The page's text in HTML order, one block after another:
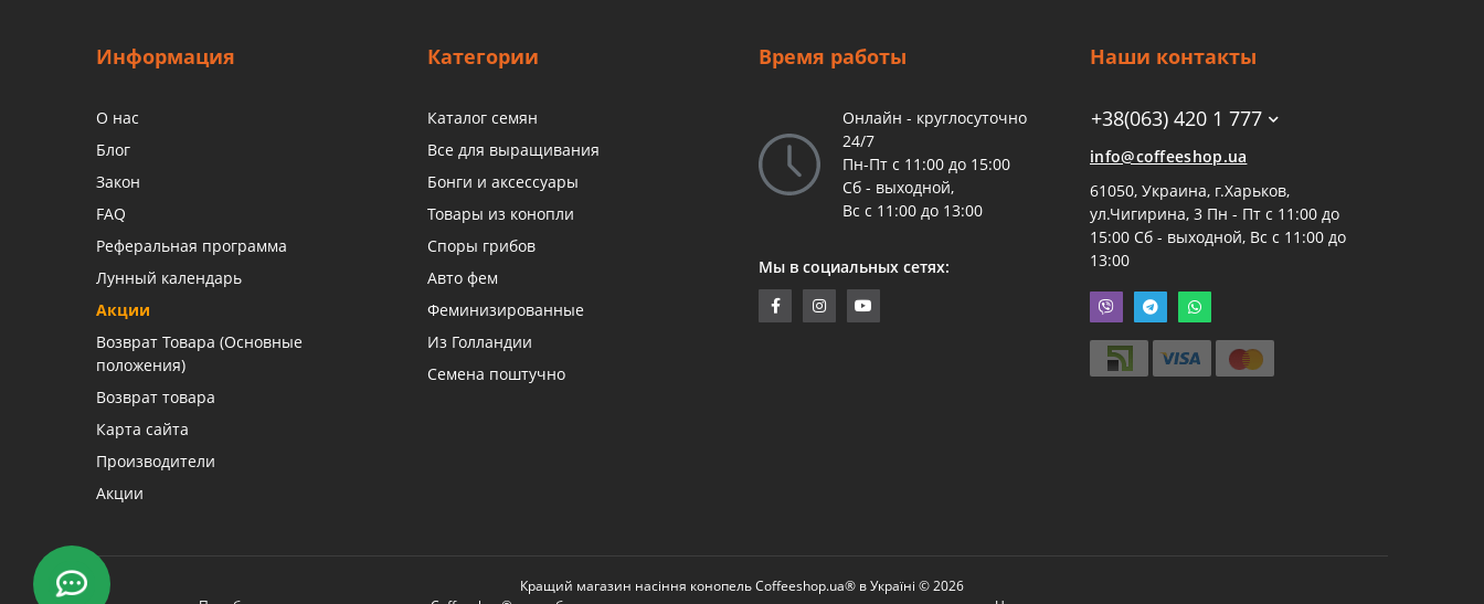
Информация
О нас
Блог
Закон
FAQ
Реферальная программа
Лунный календарь
Акции
Возврат Товара (Основные
положения)
Возврат товара
Карта сайта
Производители
Акции
Категории
Каталог семян
Все для выращивания
Бонги и аксессуары
Товары из конопли
Споры грибов
Авто фем
Феминизированные
Из Голландии
Семена поштучно
Время работы
Онлайн - круглосуточно
24/7
Пн-Пт с 11:00 до 15:00
Сб - выходной,
Вс с 11:00 до 13:00
Мы в социальных сетях:
Наши контакты
+38(063) 420 1 777
info@coffeeshop.ua
61050, Украина, г.Харьков,
ул.Чигирина, 3 Пн - Пт с 11:00 до
15:00 Сб - выходной, Вс с 11:00 до
13:00
Кращий магазин насіння конопель Coffeeshop.ua® в Україні © 2026